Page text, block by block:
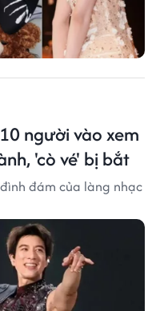
người vào xem
'cò vé' bị bắt
đám của làng nhạc